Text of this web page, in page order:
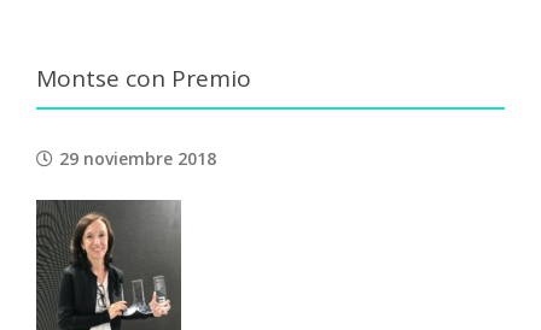
Montse con Premio
29 noviembre 2018